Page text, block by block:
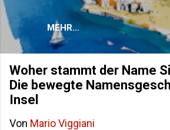
MEHR…
Woher stammt der Name
Die bewegte
Insel
Von Mario Viggiani